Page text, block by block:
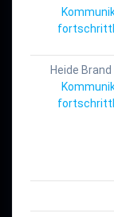
Heide Brand